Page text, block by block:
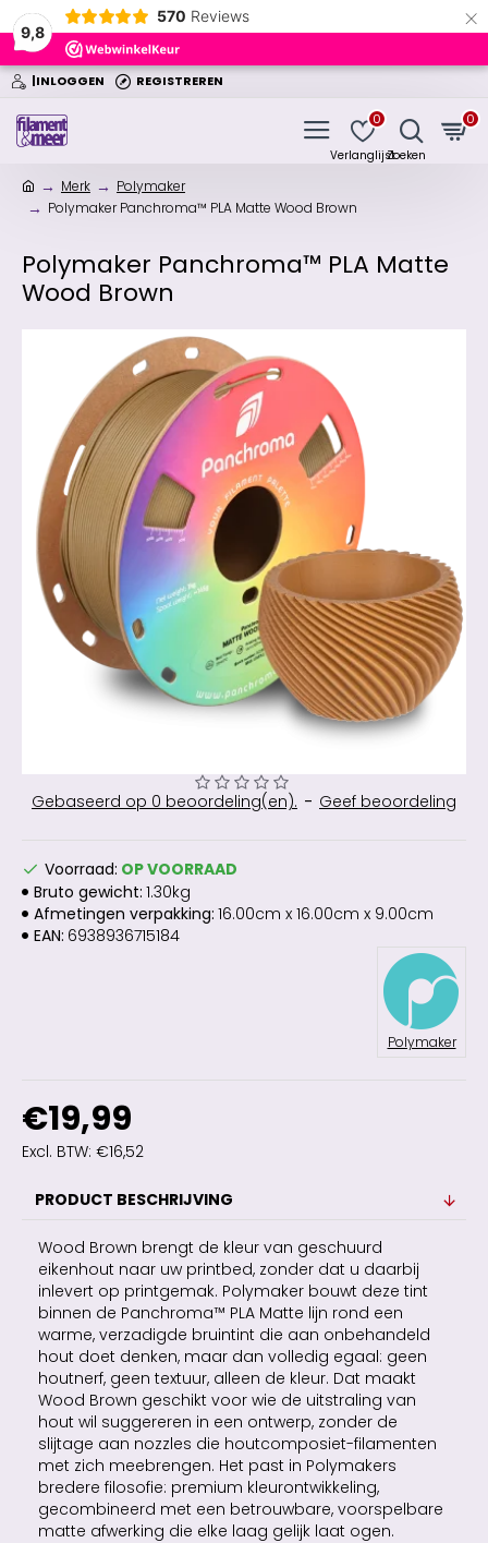
9,8
570 Reviews ×
|INLOGGEN REGISTREREN
0 0
Merk
Polymaker
Polymaker Panchroma™ PLA Matte Wood Brown
Polymaker Panchroma™ PLA Matte
Wood Brown
Gebaseerd op 0 beoordeling(en). - Geef beoordeling
€19,99
Excl. BTW: €16,52
Voorraad: OP VOORRAAD
Bruto gewicht: 1.30kg
Afmetingen verpakking: 16.00cm x 16.00cm x 9.00cm
EAN: 6938936715184
Polymaker
PRODUCT BESCHRIJVING
Wood Brown brengt de kleur van geschuurd
eikenhout naar uw printbed, zonder dat u daarbij
inlevert op printgemak. Polymaker bouwt deze tint
binnen de Panchroma™ PLA Matte lijn rond een
warme, verzadigde bruintint die aan onbehandeld
hout doet denken, maar dan volledig egaal: geen
houtnerf, geen textuur, alleen de kleur. Dat maakt
Wood Brown geschikt voor wie de uitstraling van
hout wil suggereren in een ontwerp, zonder de
slijtage aan nozzles die houtcomposiet-filamenten
met zich meebrengen. Het past in Polymakers
bredere filosofie: premium kleurontwikkeling,
gecombineerd met een betrouwbare, voorspelbare
matte afwerking die elke laag gelijk laat ogen.